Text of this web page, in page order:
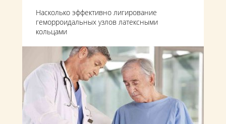
Насколько эффективно лигирование
геморроидальных узлов латексными
кольцами